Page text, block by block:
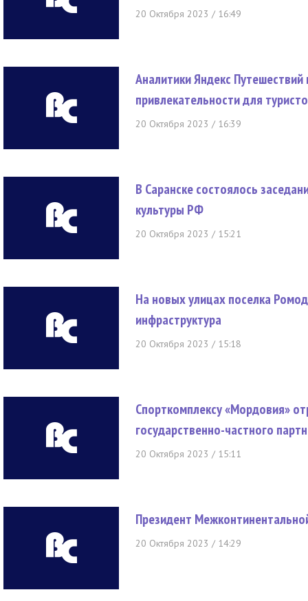
20 Октября 2023 / 16:49
Аналитики Яндекс
привлекательности для
20 Октября 2023 / 16:39
В Саранске состоялось
культуры РФ
20 Октября 2023 / 15:21
На новых улицах поселка
инфраструктура
20 Октября 2023 / 15:18
Спорткомплексу «Мордовия»
государственно-частного
20 Октября 2023 / 15:11
Президент
20 Октября 2023 / 14:29